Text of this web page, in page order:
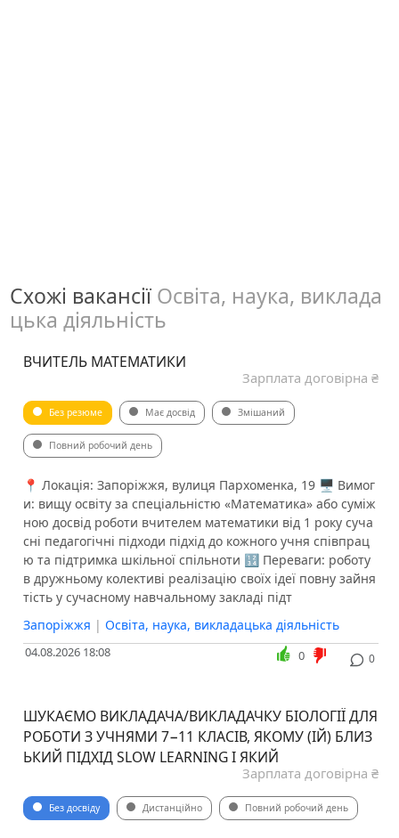
Схожі вакансії Освіта, наука, виклада
цька діяльність
ВЧИТЕЛЬ МАТЕМАТИКИ
Зарплата договірна ₴
Без резюме Має досвід Змішаний
Повний робочий день
📍 Локація: Запоріжжя, вулиця Пархоменка, 19 🖥 Вимог
и: вищу освіту за спеціальністю «Математика» або суміж
ною досвід роботи вчителем математики від 1 року суча
сні педагогічні підходи підхід до кожного учня співпрац
ю та підтримка шкільної спільноти 🔢 Переваги: роботу
в дружньому колективі реалізацію своїх ідеї повну зайня
тість у сучасному навчальному закладі підт
Запоріжжя | Освіта, наука, викладацька діяльність
04.08.2026 18:08 0
0
ШУКАЄМО ВИКЛАДАЧА/ВИКЛАДАЧКУ БІОЛОГІЇ ДЛЯ
РОБОТИ З УЧНЯМИ 7−11 КЛАСІВ, ЯКОМУ (ІЙ) БЛИЗ
ЬКИЙ ПІДХІД SLOW LEARNING І ЯКИЙ
Зарплата договірна ₴
Без досвіду Дистанційно Повний робочий день